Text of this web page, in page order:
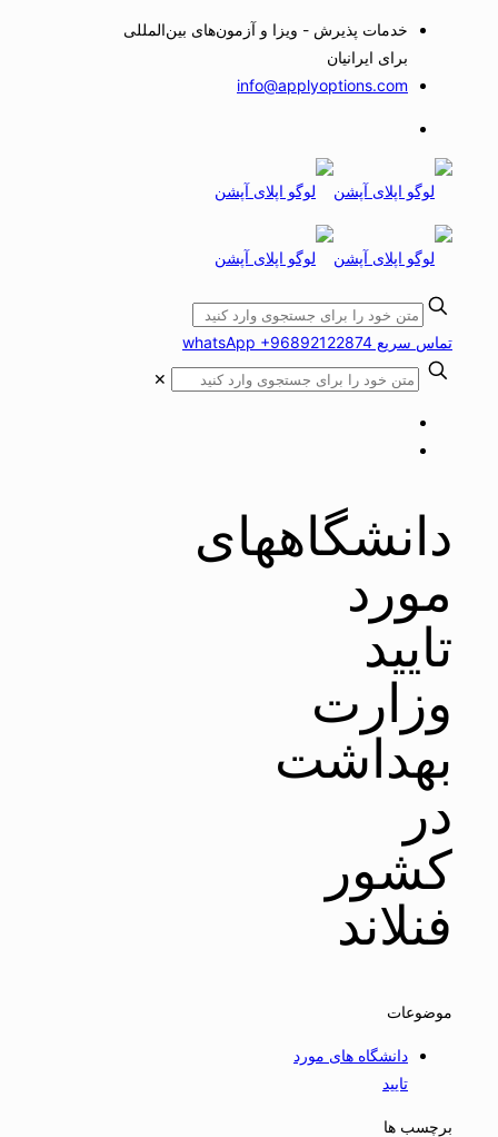
خدمات پذیرش - ویزا و آزمون‌های بین‌المللی
برای ایرانیان
info@applyoptions.com
تماس سریع whatsApp +96892122874
✕
دانشگاههای
مورد
تایید
وزارت
بهداشت
در
کشور
فنلاند
موضوعات
دانشگاه های مورد
تایید
برچسب ها